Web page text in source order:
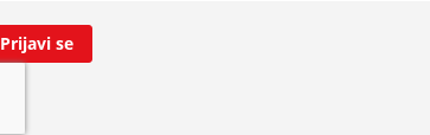
Prijavi se